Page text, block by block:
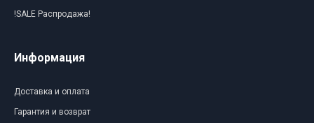
!SALE Распродажа!
Информация
Доставка и оплата
Гарантия и возврат